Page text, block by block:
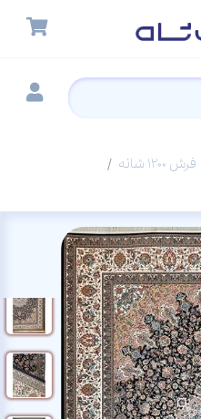
فرش 1200 شانه